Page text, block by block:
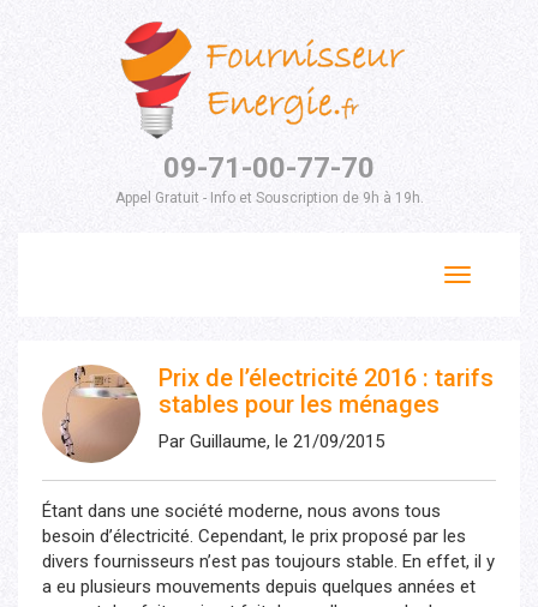
09-71-00-77-70
Appel Gratuit - Info et Souscription de 9h à 19h.
Toggle
Prix de l’électricité 2016 : tarifs
stables pour les ménages
Par Guillaume, le 21/09/2015
Étant dans une société moderne, nous avons tous
besoin d’électricité. Cependant, le prix proposé par les
divers fournisseurs n’est pas toujours stable. En effet, il y
a eu plusieurs mouvements depuis quelques années et